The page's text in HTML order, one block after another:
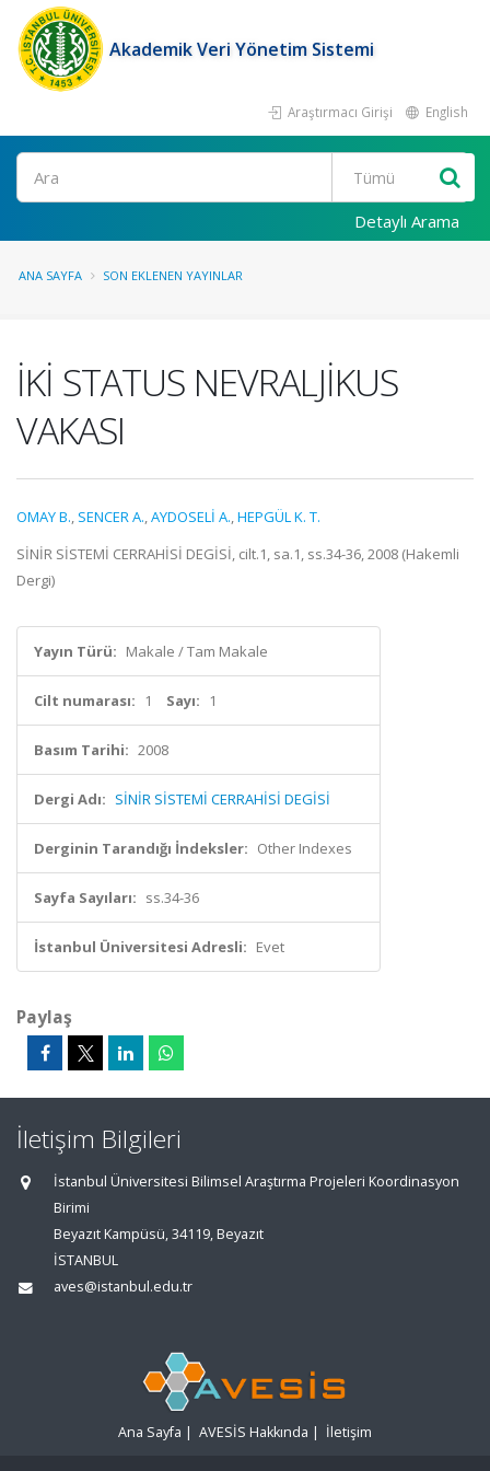
Akademik Veri Yönetim Sistemi
Araştırmacı Girişi English
Ara
Detaylı Arama
ANA SAYFA SON EKLENEN YAYINLAR
İKİ STATUS NEVRALJİKUS
VAKASI
OMAY B., SENCER A.,AYDOSELİ A.,HEPGÜL K. T.
SİNİR SİSTEMİ CERRAHİSİ DEGİSİ, cilt.1, sa.1, ss.34-36, 2008 (Hakemli
Dergi)
Yayın Türü: Makale / Tam Makale
Cilt numarası: 1 Sayı: 1
Basım Tarihi: 2008
Dergi Adı: SİNİR SİSTEMİ CERRAHİSİ DEGİSİ
Derginin Tarandığı İndeksler: Other Indexes
Sayfa Sayıları: ss.34-36
İstanbul Üniversitesi Adresli: Evet
Paylaş
İletişim Bilgileri
İstanbul Üniversitesi Bilimsel Araştırma Projeleri Koordinasyon
Birimi
Beyazıt Kampüsü, 34119, Beyazıt
İSTANBUL
aves@istanbul.edu.tr
Ana Sayfa | AVESİS Hakkında | İletişim